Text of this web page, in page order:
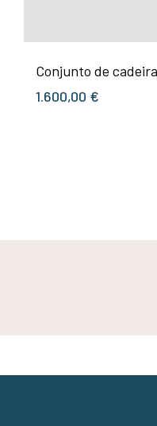
Conjunto de
1.600,00 €